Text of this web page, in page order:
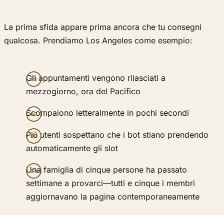
La prima sfida appare prima ancora che tu consegni
qualcosa. Prendiamo Los Angeles come esempio:
Gli appuntamenti vengono rilasciati a
mezzogiorno, ora del Pacifico
Scompaiono letteralmente in pochi secondi
Più utenti sospettano che i bot stiano prendendo
automaticamente gli slot
Una famiglia di cinque persone ha passato
settimane a provarci—tutti e cinque i membri
aggiornavano la pagina contemporaneamente